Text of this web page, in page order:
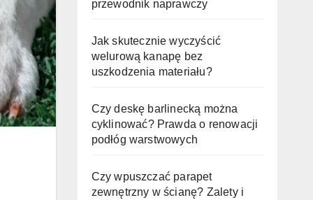
przewodnik naprawczy
Jak skutecznie wyczyścić
welurową kanapę bez
uszkodzenia materiału?
Czy deskę barlinecką można
cyklinować? Prawda o renowacji
podłóg warstwowych
Czy wpuszczać parapet
zewnętrzny w ścianę? Zalety i